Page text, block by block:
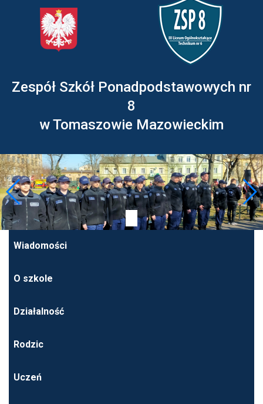
Zespół Szkół Ponadpodstawowych nr
8
w Tomaszowie Mazowieckim
Wiadomości
O szkole
Działalność
Rodzic
Uczeń